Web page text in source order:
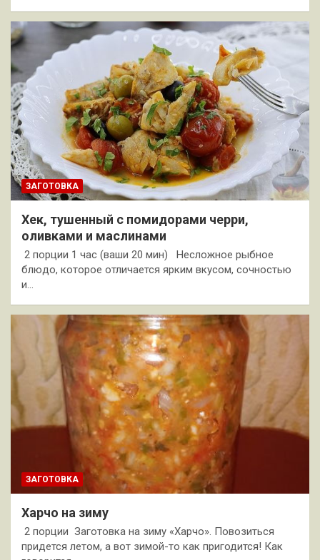
ЗАГОТОВКА
Хек, тушенный с помидорами черри,
оливками и маслинами
2 порции 1 час (ваши 20 мин) Несложное рыбное
блюдо, которое отличается ярким вкусом, сочностью
и…
ЗАГОТОВКА
Харчо на зиму
2 порции Заготовка на зиму «Харчо». Повозиться
придется летом, а вот зимой-то как пригодится! Как